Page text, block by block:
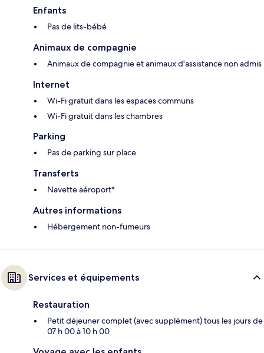
Enfants
Pas de lits-bébé
Animaux de compagnie
Animaux de compagnie et animaux d'assistance non admis
Internet
Wi-Fi gratuit dans les espaces communs
Wi-Fi gratuit dans les chambres
Parking
Pas de parking sur place
Transferts
Navette aéroport*
Autres informations
Hébergement non-fumeurs
Services et équipements
Restauration
Petit déjeuner complet (avec supplément) tous les jours de
07 h 00 à 10 h 00